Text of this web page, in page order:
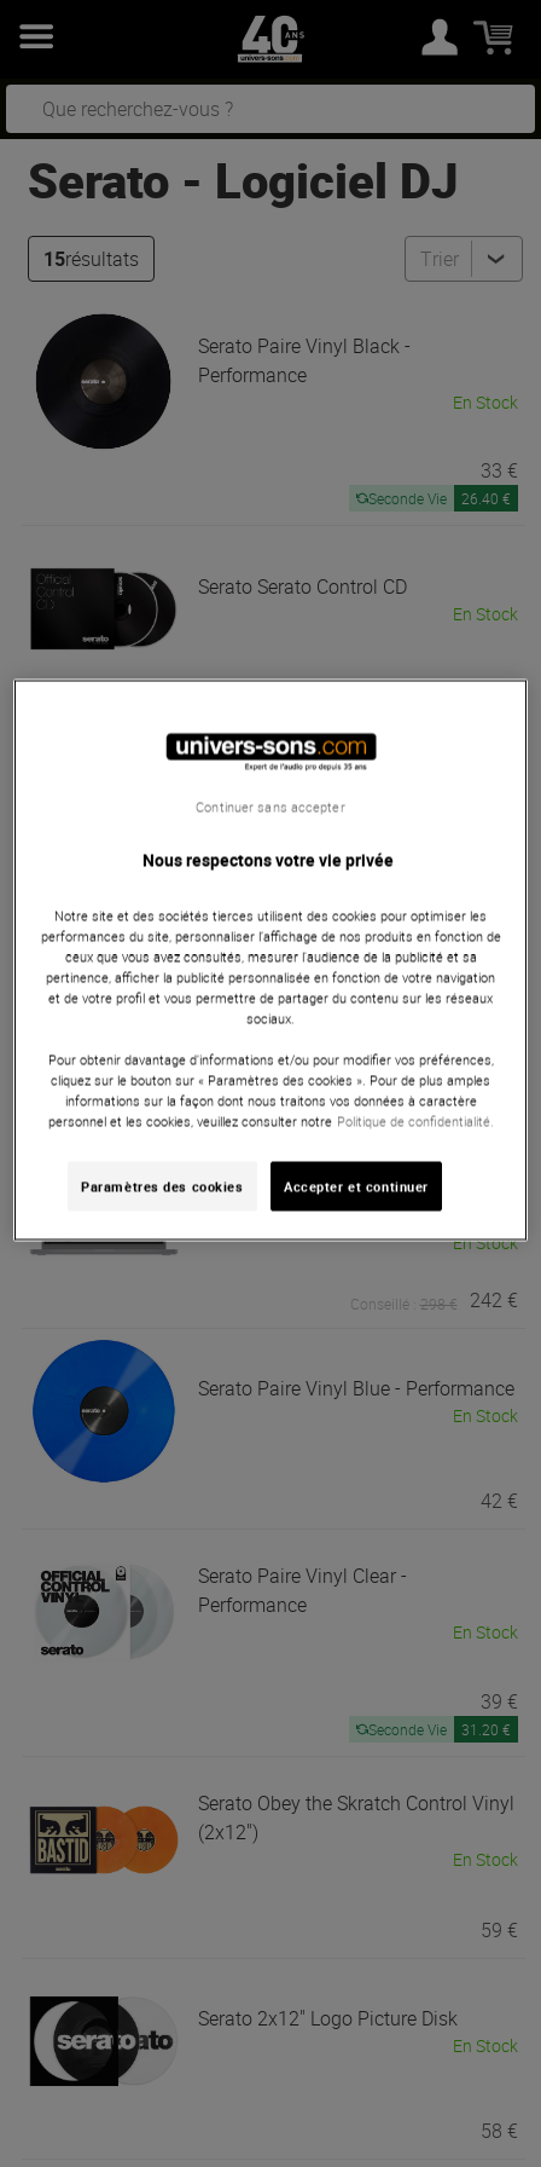
Serato - Logiciel DJ
15résultats Trier
Serato Paire Vinyl Black -
Performance
En Stock
33 €
Seconde Vie 26.40 €
SeratoSerato Control CD
En Stock
SeratoPaire Vinyl Red - Performance
Bon Plan
SeratoPaire Vinyl Black 7" -
Performance
Serato DJ Pro v4.0.9 (Licence
en téléchargement)
En Stock
Conseillé : 298 € 242 €
Serato Paire Vinyl Blue - Performance
En Stock
42 €
Serato Paire Vinyl Clear -
Performance
En Stock
39 €
Seconde Vie 31.20 €
Serato Obey the Skratch Control Vinyl
(2x12")
En Stock
59 €
Serato 2x12" Logo Picture Disk
En Stock
58 €
Nous respectons votre vie privée
Notre site et des sociétés tierces utilisent des cookies pour optimiser les
performances du site, personnaliser l’affichage de nos produits en fonction de
ceux que vous avez consultés, mesurer l'audience de la publicité et sa
pertinence, afficher la publicité personnalisée en fonction de votre navigation
et de votre profil et vous permettre de partager du contenu sur les réseaux
sociaux.
Pour obtenir davantage d'informations et/ou pour modifier vos préférences,
cliquez sur le bouton sur « Paramètres des cookies ». Pour de plus amples
informations sur la façon dont nous traitons vos données à caractère
personnel et les cookies, veuillez consulter notre Politique de confidentialité.
Paramètres des cookies Accepter et continuer
Continuer sans accepter